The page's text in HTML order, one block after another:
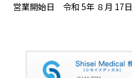
営業開始日 令和 5年 ８月 17日